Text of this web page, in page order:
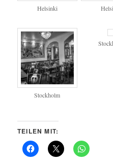
Helsinki
Stockholm
TEILEN MIT: